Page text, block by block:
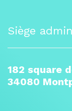
Siège
182 square
34080